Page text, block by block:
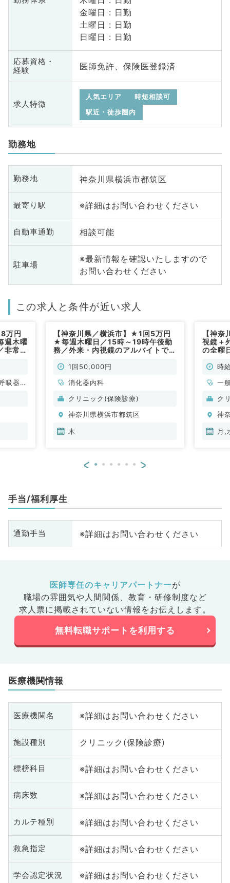
金曜日 : 日勤
土曜日 : 日勤
日曜日 : 日勤
応募資格・
経験
医師免許、保険医登録済
求人特徴
人気エリア
時短相談可
駅近・徒歩圏内
勤務地
勤務地 神奈川県横浜市都筑区
最寄り駅 ※詳細はお問い合わせください
自動車通勤 相談可能
駐車場
※最新情報を確認いたしますので
お問い合わせください
この求人と条件が近い求人
万円
週木曜
非常
吸器内
【神奈川県／横浜市】★1回5万円
★毎週木曜日／15時～19時午後勤
務／外来・内視鏡のアルバイトです
1回50,000円
消化器内科
クリニック(保険診療)
神奈川県横浜市都筑区
木
【神
視鏡＋
の全曜
器内時
一
ク
神
月,
< >
手当/福利厚生
通勤手当 ※詳細はお問い合わせください
医師専任のキャリアパートナーが
職場の雰囲気や人間関係、 教育・研修制度など
求人票に掲載されていない情報をお伝えします。
無料転職サポートを利用する
医療機関情報
医療機関名 ※詳細はお問い合わせください
施設種別 クリニック(保険診療)
標榜科目 ※詳細はお問い合わせください
病床数 ※詳細はお問い合わせください
カルテ種別 ※詳細はお問い合わせください
救急指定 ※詳細はお問い合わせください
学会認定状況 ※詳細はお問い合わせください